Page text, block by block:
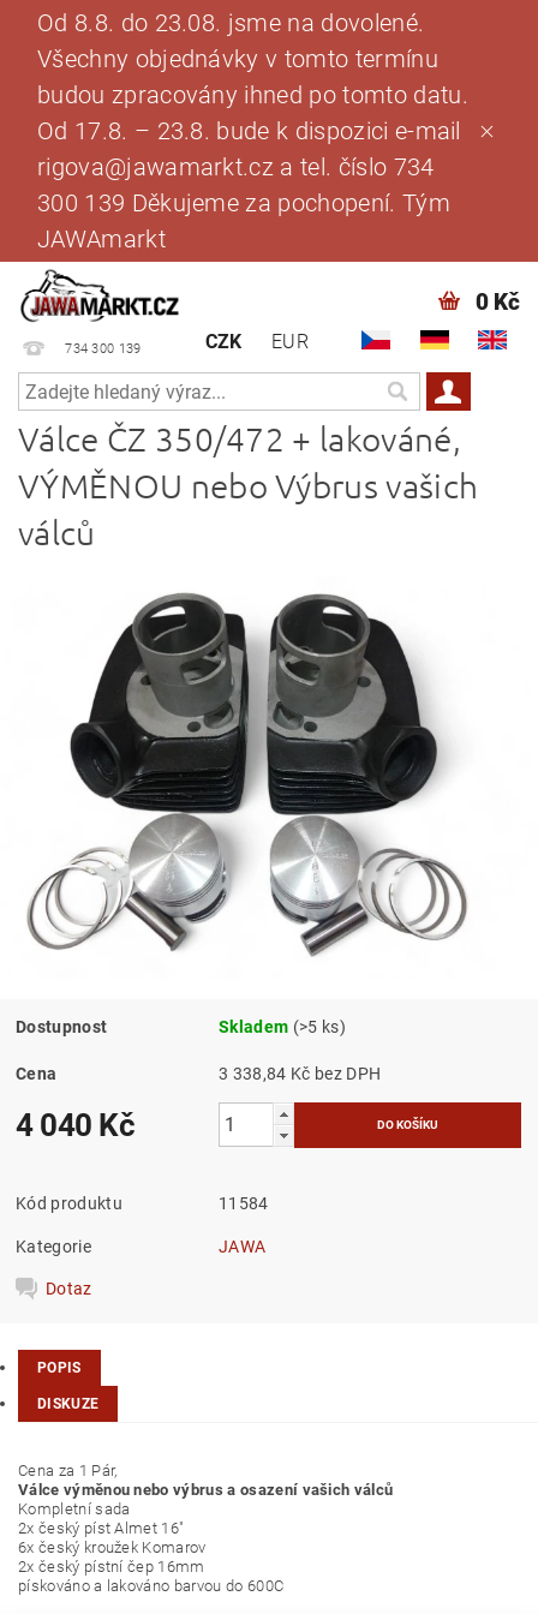
Od 8.8. do 23.08. jsme na dovolené.
Všechny objednávky v tomto termínu
budou zpracovány ihned po tomto datu.
Od 17.8. – 23.8. bude k dispozici e-mail
rigova@jawamarkt.cz a tel. číslo 734
300 139 Děkujeme za pochopení. Tým
JAWAmarkt
734 300 139 CZK EUR
0 Kč
Válce ČZ 350/472 + lakováné,
VÝMĚNOU nebo Výbrus vašich
válců
Dostupnost Skladem (>5 ks)
Cena 3 338,84 Kč bez DPH
4 040 Kč
Kód produktu 11584
Kategorie JAWA
Dotaz
POPIS
DISKUZE
Cena za 1 Pár,
Válce výměnou nebo výbrus a osazení vašich válců
Kompletní sada
2x český píst Almet 16"
6x český kroužek Komarov
2x český pístní čep 16mm
pískováno a lakováno barvou do 600C